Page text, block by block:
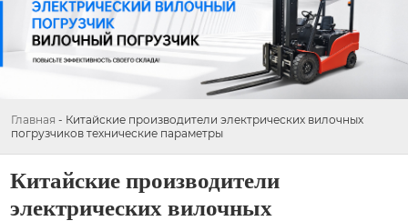
Главная - Китайские производители электрических вилочных
погрузчиков технические параметры
Китайские производители
электрических вилочных